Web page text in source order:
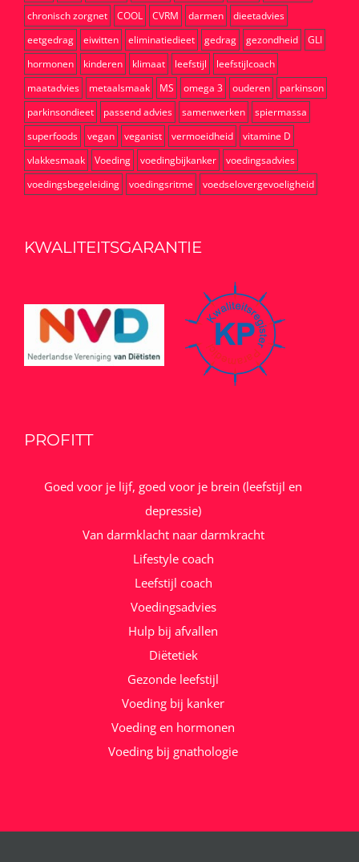
chronisch zorgnet
COOL CVRM darmen
dieetadvies
eetgedrag
eiwitten eliminatiedieet gedrag gezondheid
GLI
hormonen
kinderen klimaat leefstijl
leefstijlcoach
maatadvies
metaalsmaak MS omega 3 ouderen
parkinson
parkinsondieet
passend advies samenwerken
spiermassa
superfoods
vegan veganist vermoeidheid
vitamine D
vlakkesmaak
Voeding voedingbijkanker
voedingsadvies
voedingsbegeleiding
voedingsritme voedselovergevoeligheid
KWALITEITSGARANTIE
PROFITT
Goed voor je lijf, goed voor je brein (leefstijl en
depressie)
Van darmklacht naar darmkracht
Lifestyle coach
Leefstijl coach
Voedingsadvies
Hulp bij afvallen
Diëtetiek
Gezonde leefstijl
Voeding bij kanker
Voeding en hormonen
Voeding bij gnathologie